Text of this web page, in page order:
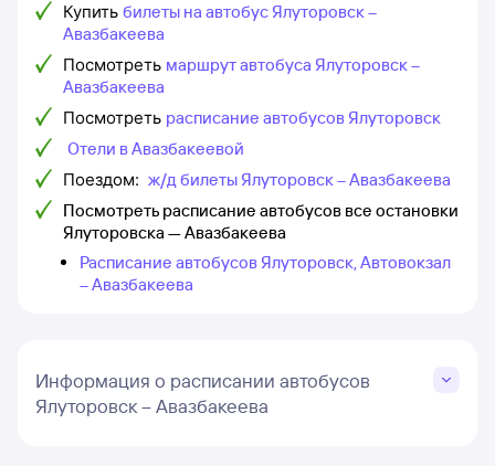
Купить билеты на автобус Ялуторовск –
Авазбакеева
Посмотреть маршрут автобуса Ялуторовск –
Авазбакеева
Посмотреть расписание автобусов Ялуторовск
Отели в Авазбакеевой
Поездом: ж/д билеты Ялуторовск – Авазбакеева
Посмотреть расписание автобусов все остановки
Ялуторовска — Авазбакеева
Расписание автобусов Ялуторовск, Автовокзал
– Авазбакеева
Информация о расписании автобусов
Ялуторовск – Авазбакеева